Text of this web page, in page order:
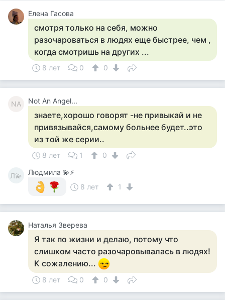
Елена Гасова
смотря только на себя, можно
разочароваться в людях еще быстрее, чем ,
когда смотришь на других ...
8 лет 0 0
NA Not An Angel...
знаете,хорошо говорят -не привыкай и не
привязывайся,самому больнее будет..это
из той же серии..
8 лет 1 0
Л💫
Людмила 💫⚡
8 лет
1
Наталья Зверева
Я так по жизни и делаю, потому что
слишком часто разочаровывалась в людях!
К сожалению...
8 лет 0 0